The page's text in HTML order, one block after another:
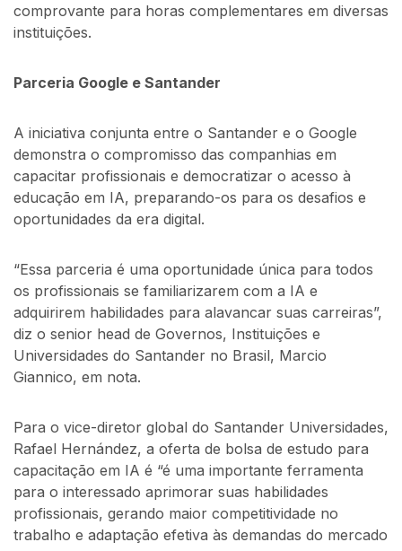
comprovante para horas complementares em diversas
instituições.
Parceria Google e Santander
A iniciativa conjunta entre o Santander e o Google
demonstra o compromisso das companhias em
capacitar profissionais e democratizar o acesso à
educação em IA, preparando-os para os desafios e
oportunidades da era digital.
“Essa parceria é uma oportunidade única para todos
os profissionais se familiarizarem com a IA e
adquirirem habilidades para alavancar suas carreiras”,
diz o senior head de Governos, Instituições e
Universidades do Santander no Brasil, Marcio
Giannico, em nota.
Para o vice-diretor global do Santander Universidades,
Rafael Hernández, a oferta de bolsa de estudo para
capacitação em IA é “é uma importante ferramenta
para o interessado aprimorar suas habilidades
profissionais, gerando maior competitividade no
trabalho e adaptação efetiva às demandas do mercado